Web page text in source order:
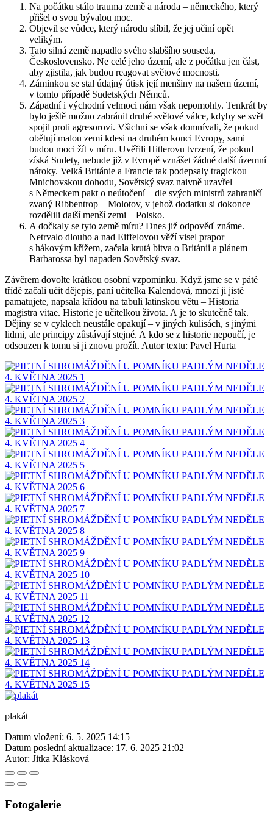
Na počátku stálo trauma země a národa – německého, který
přišel o svou bývalou moc.
Objevil se vůdce, který národu slíbil, že jej učiní opět
velikým.
Tato silná země napadlo svého slabšího souseda,
Československo. Ne celé jeho území, ale z počátku jen část,
aby zjistila, jak budou reagovat světové mocnosti.
Záminkou se stal údajný útisk její menšiny na našem území,
v tomto případě Sudetských Němců.
Západní i východní velmoci nám však nepomohly. Tenkrát by
bylo ještě možno zabránit druhé světové válce, kdyby se svět
spojil proti agresorovi. Všichni se však domnívali, že pokud
obětují malou zemi kdesi na druhém konci Evropy, sami
budou moci žít v míru. Uvěřili Hitlerovu tvrzení, že pokud
získá Sudety, nebude již v Evropě vznášet žádné další územní
nároky. Velká Británie a Francie tak podepsaly tragickou
Mnichovskou dohodu, Sovětský svaz naivně uzavřel
s Německem pakt o neútočení – dle svých ministrů zahraničí
zvaný Ribbentrop – Molotov, v jehož dodatku si dokonce
rozdělili další menší zemi – Polsko.
A dočkaly se tyto země míru? Dnes již odpověď známe.
Netrvalo dlouho a nad Eiffelovou věží visel prapor
s hákovým křížem, začala krutá bitva o Británii a plánem
Barbarossa byl napaden Sovětský svaz.
Závěrem dovolte krátkou osobní vzpomínku. Když jsme se v páté
třídě začali učit dějepis, paní učitelka Kalendová, mnozí ji jistě
pamatujete, napsala křídou na tabuli latinskou větu – Historia
magistra vitae. Historie je učitelkou života. A je to skutečně tak.
Dějiny se v cyklech neustále opakují – v jiných kulisách, s jinými
lidmi, ale principy zůstávají stejné. A kdo se z historie nepoučí, je
odsouzen k tomu si ji znovu prožít. Autor textu: Pavel Hurta
plakát
Datum vložení: 6. 5. 2025 14:15
Datum poslední aktualizace: 17. 6. 2025 21:02
Autor: Jitka Klásková
Fotogalerie